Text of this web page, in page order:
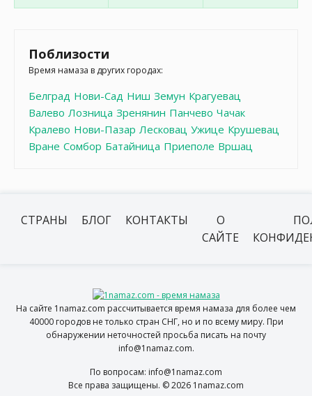
Поблизости
Время намаза в других городах:
Белград Нови-Сад Ниш Земун Крагуевац
Валево Лозница Зренянин Панчево Чачак
Кралево Нови-Пазар Лесковац Ужице Крушевац
Вране Сомбор Батайница Приеполе Вршац
СТРАНЫ БЛОГ КОНТАКТЫ
О
САЙТЕ
На сайте 1namaz.com рассчитывается время намаза для более чем
40000 городов не только стран СНГ, но и по всему миру. При
обнаружении неточностей просьба писать на почту
info@1namaz.com.
По вопросам: info@1namaz.com
Все права защищены. © 2026 1namaz.com